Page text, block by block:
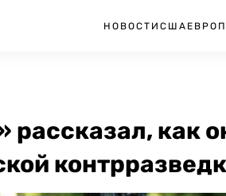
НОВОСТИ США
рассказал, как